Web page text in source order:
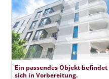
Ein passendes Objekt befindet
sich in Vorbereitung.